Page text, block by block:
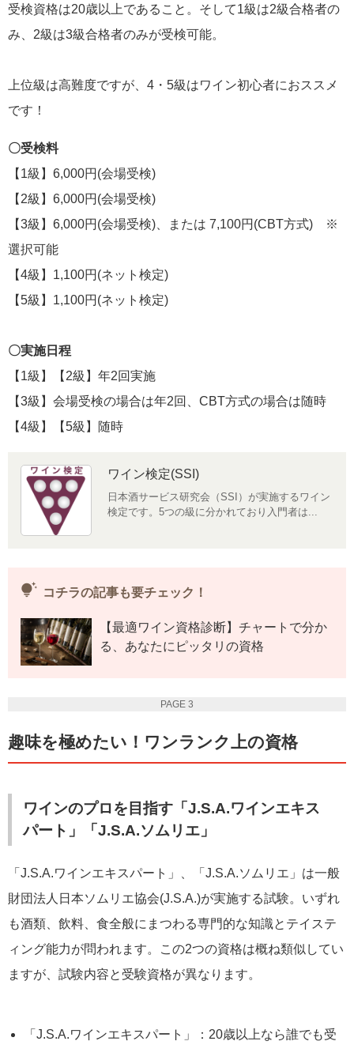
受検資格は20歳以上であること。そして1級は2級合格者の
み、2級は3級合格者のみが受検可能。
上位級は高難度ですが、4・5級はワイン初心者におススメ
です！
〇受検料
【1級】6,000円(会場受検)
【2級】6,000円(会場受検)
【3級】6,000円(会場受検)、または 7,100円(CBT方式) ※
選択可能
【4級】1,100円(ネット検定)
【5級】1,100円(ネット検定)
〇実施日程
【1級】【2級】年2回実施
【3級】会場受検の場合は年2回、CBT方式の場合は随時
【4級】【5級】随時
ワイン検定(SSI)
日本酒サービス研究会（SSI）が実施するワイン
検定です。5つの級に分かれており入門者は...
tips_and_updates コチラの記事も要チェック！
【最適ワイン資格診断】チャートで分か
る、あなたにピッタリの資格
PAGE 3
趣味を極めたい！ワンランク上の資格
ワインのプロを目指す「J.S.A.ワインエキス
パート」「J.S.A.ソムリエ」
「J.S.A.ワインエキスパート」、「J.S.A.ソムリエ」は一般
財団法人日本ソムリエ協会(J.S.A.)が実施する試験。いずれ
も酒類、飲料、食全般にまつわる専門的な知識とテイステ
ィング能力が問われます。この2つの資格は概ね類似してい
ますが、試験内容と受験資格が異なります。
「J.S.A.ワインエキスパート」：20歳以上なら誰でも受